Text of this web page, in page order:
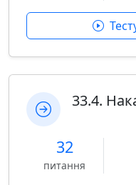
33.4.
32
питання